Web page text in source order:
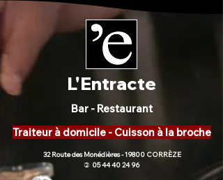
L'Entracte
Bar - Restaurant
Traiteur à domicile - Cuisson à la broche
32 Route des Monédières - 19800 CORRÈZE
) 05 44 40 24 96